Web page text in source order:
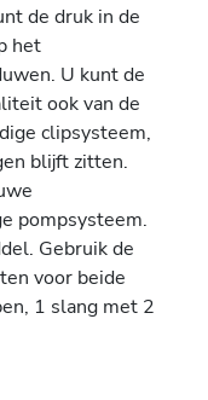
de druk in de
het
U kunt de
ook van de
clipsysteem,
blijft zitten.
pompsysteem.
Gebruik de
voor beide
1 slang met 2